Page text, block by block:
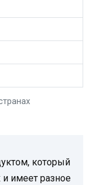
который
имеет разное